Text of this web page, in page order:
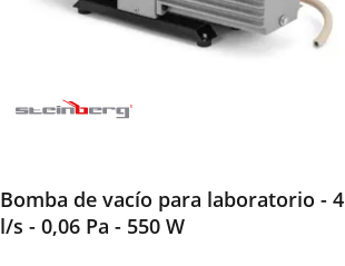
Bomba de vacío para laboratorio - 4
l/s - 0,06 Pa - 550 W